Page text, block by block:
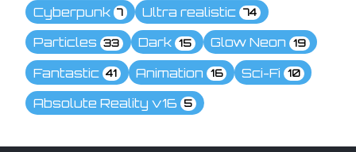
Cyberpunk 7 Ultra realistic 74
Particles 33 Dark 15 Glow Neon 19
Fantastic 41 Animation 16 Sci-Fi 10
Absolute Reality v16 5